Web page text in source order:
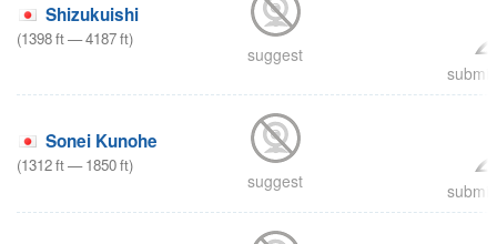
Shizukuishi
(1398ft—4187ft)
suggest
Sonei Kunohe
(1312ft—1850ft)
suggest